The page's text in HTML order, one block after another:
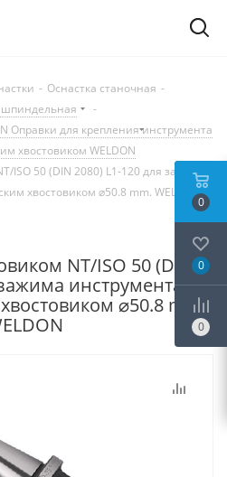
- Оснастка станочная -
шпиндельная
-
Оправки для крепления инструмента
хвостовиком WELDON
ISO 50 (DIN 2080) L1-120 для зажима
хвостовиком ⌀50.8 mm. WELDON
NT/ISO 50 (DIN
инструмента с
⌀50.8 mm.
0
0
0